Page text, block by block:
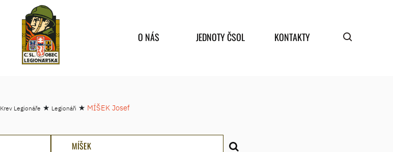
O NÁS JEDNOTY ČSOL KONTAKTY
Krev Legionáře ★ Legionáři ★ MÍŠEK Josef